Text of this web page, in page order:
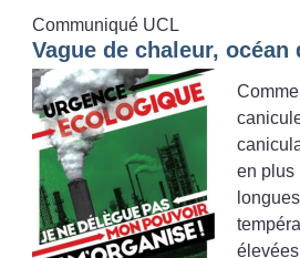
Communiqué UCL
Vague de chaleur, océan
en plus